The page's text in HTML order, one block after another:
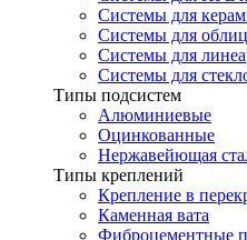
Системы для
Системы для
Системы для
Системы для
Типы подсистем
Алюминиевые
Оцинкованные
Нержавейющая
Типы креплений
Крепление в
Каменная вата
Фиброцементные